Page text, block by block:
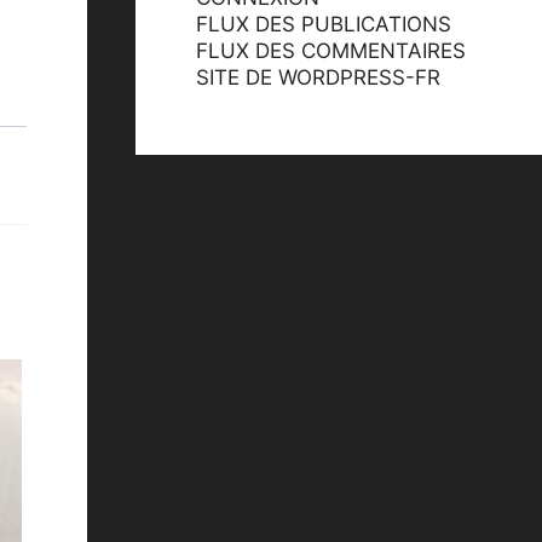
FLUX DES PUBLICATIONS
FLUX DES COMMENTAIRES
SITE DE WORDPRESS-FR